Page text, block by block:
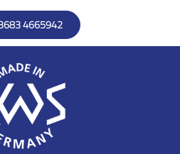
4665942